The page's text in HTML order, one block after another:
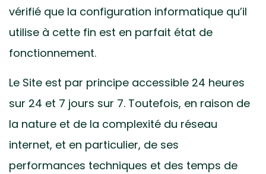
vérifié que la configuration informatique qu’il
utilise à cette fin est en parfait état de
fonctionnement.
Le Site est par principe accessible 24 heures
sur 24 et 7 jours sur 7. Toutefois, en raison de
la nature et de la complexité du réseau
internet, et en particulier, de ses
performances techniques et des temps de